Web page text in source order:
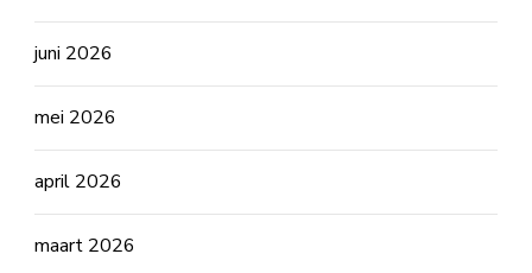
juni 2026
mei 2026
april 2026
maart 2026